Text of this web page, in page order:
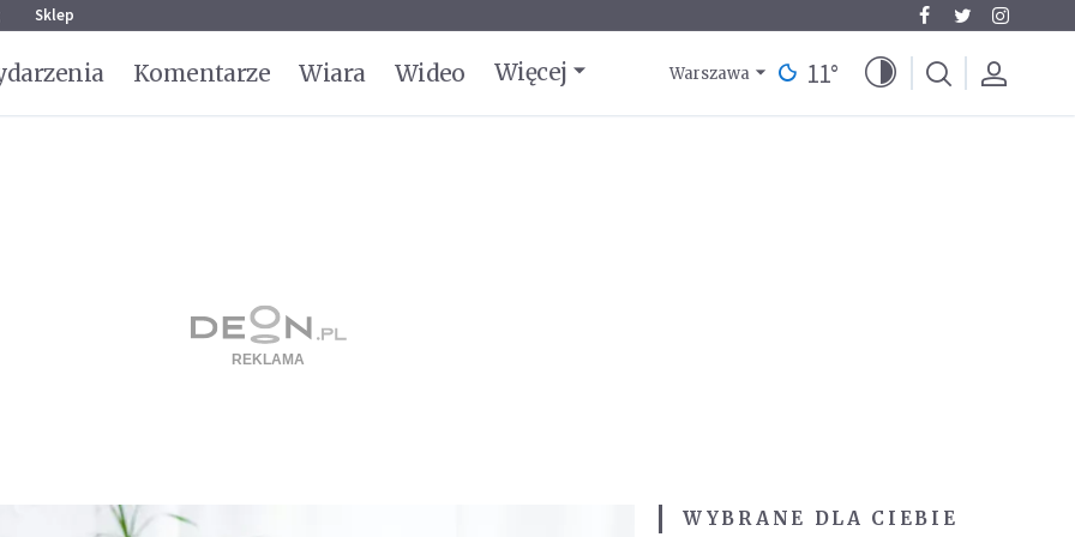
Sklep
Komentarze Wiara Wideo Więcej Warszawa 11°
WYBRANE DLA CIEBIE